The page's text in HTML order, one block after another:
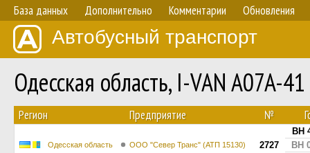
База данных Дополнительно Комментарии Обновления
Автобусный транспорт
Одесская область, I-VAN A07A-
Регион Предприятие №
Одесская область ООО "Север Транс" (АТП 15130) 2727
BH
BH